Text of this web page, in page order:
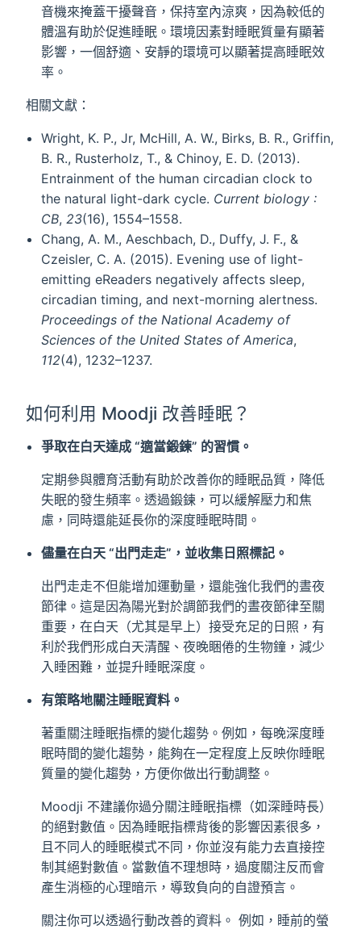
音機來掩蓋干擾聲音，保持室內涼爽，因為較低的
體溫有助於促進睡眠。環境因素對睡眠質量有顯著
影響，一個舒適、安靜的環境可以顯著提高睡眠效
率。
相關文獻：
Wright, K. P., Jr, McHill, A. W., Birks, B. R., Griffin,
B. R., Rusterholz, T., & Chinoy, E. D. (2013).
Entrainment of the human circadian clock to
the natural light-dark cycle. Current biology :
CB, 23(16), 1554–1558.
Chang, A. M., Aeschbach, D., Duffy, J. F., &
Czeisler, C. A. (2015). Evening use of light-
emitting eReaders negatively affects sleep,
circadian timing, and next-morning alertness.
Proceedings of the National Academy of
Sciences of the United States of America,
112(4), 1232–1237.
如何利用 Moodji 改善睡眠？
爭取在白天達成 “適當鍛鍊” 的習慣。
定期參與體育活動有助於改善你的睡眠品質，降低
失眠的發生頻率。透過鍛鍊，可以緩解壓力和焦
慮，同時還能延長你的深度睡眠時間。
儘量在白天 “出門走走”，並收集日照標記。
出門走走不但能增加運動量，還能強化我們的晝夜
節律。這是因為陽光對於調節我們的晝夜節律至關
重要，在白天（尤其是早上）接受充足的日照，有
利於我們形成白天清醒、夜晚睏倦的生物鐘，減少
入睡困難，並提升睡眠深度。
有策略地關注睡眠資料。
著重關注睡眠指標的變化趨勢。例如，每晚深度睡
眠時間的變化趨勢，能夠在一定程度上反映你睡眠
質量的變化趨勢，方便你做出行動調整。
Moodji 不建議你過分關注睡眠指標（如深睡時長）
的絕對數值。因為睡眠指標背後的影響因素很多，
且不同人的睡眠模式不同，你並沒有能力去直接控
制其絕對數值。當數值不理想時，過度關注反而會
產生消極的心理暗示，導致負向的自證預言。
關注你可以透過行動改善的資料。 例如，睡前的螢